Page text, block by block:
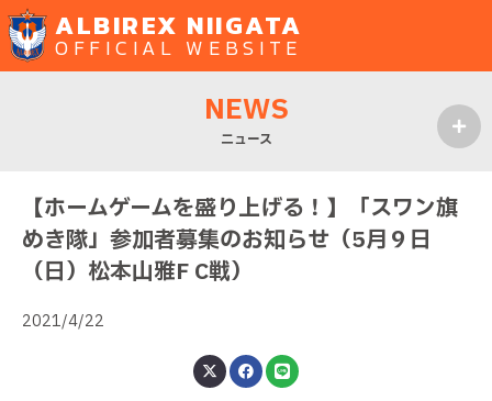
ALBIREX NIIGATA
OFFICIAL WEBSITE
NEWS
ニュース
【ホームゲームを盛り上げる！】「スワン旗
めき隊」参加者募集のお知らせ（5月９日
（日）松本山雅F C戦）
2021/4/22